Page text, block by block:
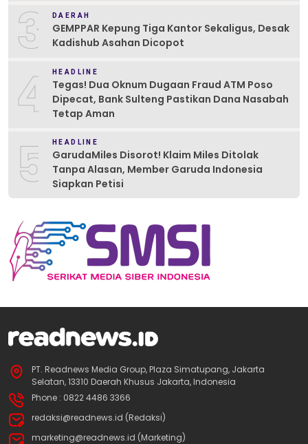
3 DAERAH
GEMPPAR Kepung Tiga Kantor Sekaligus, Desak
Kadishub Asahan Dicopot
4 HEADLINE
Tegas! Dua Oknum Dugaan Fraud ATM Poso
Dipecat, Bank Sulteng Pastikan Dana Nasabah
Tetap Aman
5 HEADLINE
GarudaMiles Disorot! Klaim Miles Ditolak
Tanpa Alasan, Member Garuda Indonesia
Siapkan Petisi
PT. Readnews Media Group, Plaza Simatupang, Jakarta
Selatan, 13310 Daerah Khusus Jakarta, Indonesia
Phone : 0822 4486 3366
redaksi@readnews.id (Redaksi)
marketing@readnews.id (Marketing)